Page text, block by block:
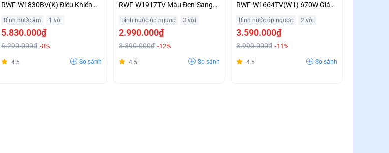
RWF-W1830BV(K) Điều Khiển
Bình nước âm 1 vòi
5.830.000₫
6.290.000₫ -8%
4.5 So sánh
RWF-W1917TV Màu Đen Sang
Bình nước úp ngược 3 vòi
2.990.000₫
3.390.000₫ -12%
4.5 So sánh
RWF-W1664TV(W1) 670W Giá
Bình nước úp ngược 2 vòi
3.590.000₫
3.990.000₫ -11%
4.5 So sánh